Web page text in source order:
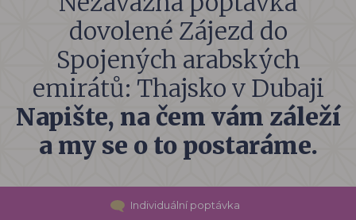
dovolené Zájezd do
Spojených arabských
emirátů: Thajsko v Dubaji
Napište, na čem vám záleží
a my se o to postaráme.
Individuální poptávka